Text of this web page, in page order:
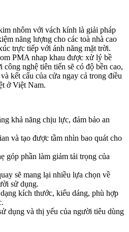
nhôm với vách kính là giải pháp
năng lượng cho các toà nhà cao
trực tiếp với ánh năng mặt trời.
PMA nhap khau được xử lý bề
công nghệ tiên tiến sẽ có độ bền cao,
kết cấu của cửa ngay cả trong điều
ở Việt Nam.
khả năng chịu lực, đảm bảo an
và tạo được tầm nhìn bao quát cho
góp phần làm giảm tải trọng của
sẽ mang lại nhiều lựa chọn về
sử dụng.
kích thước, kiểu dáng, phù hợp
dụng và thị yếu của người tiêu dùng